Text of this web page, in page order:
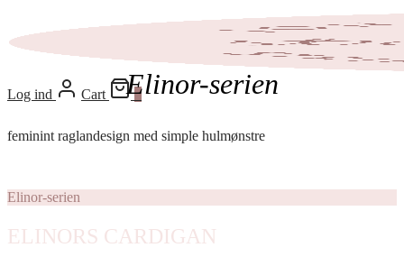
Log ind Cart 0
Elinor-serien
feminint raglandesign med simple hulmønstre
Elinor-serien
ELINORS CARDIGAN